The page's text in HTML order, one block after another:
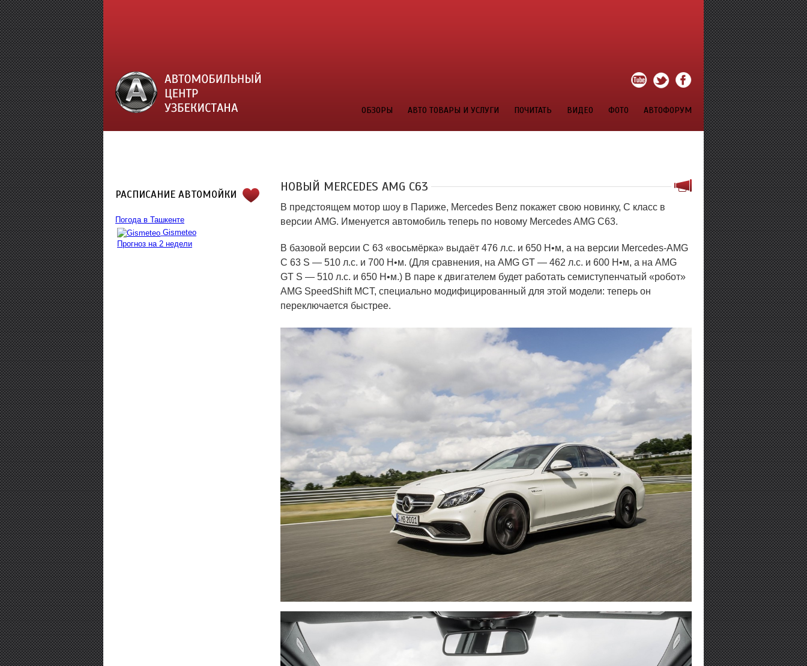
ОБЗОРЫ АВТО ТОВАРЫ И УСЛУГИ ПОЧИТАТЬ ВИДЕО ФОТО АВТОФОРУМ
РАСПИСАНИЕ АВТОМОЙКИ
Погода в Ташкенте
Gismeteo
Прогноз на 2 недели
НОВЫЙ MERCEDES AMG С63
В предстоящем мотор шоу в Париже, Mercedes Benz покажет свою новинку, C класс в
версии AMG. Именуется автомобиль теперь по новому Mercedes AMG C63.
В базовой версии C 63 «восьмёрка» выдаёт 476 л.с. и 650 Н•м, а на версии Mercedes-AMG
C 63 S — 510 л.с. и 700 Н•м. (Для сравнения, на AMG GT — 462 л.с. и 600 Н•м, а на AMG
GT S — 510 л.с. и 650 Н•м.) В паре к двигателем будет работать семиступенчатый «робот»
AMG SpeedShift MCT, специально модифицированный для этой модели: теперь он
переключается быстрее.